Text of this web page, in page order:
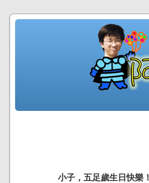
小子，五足歲生日快樂！